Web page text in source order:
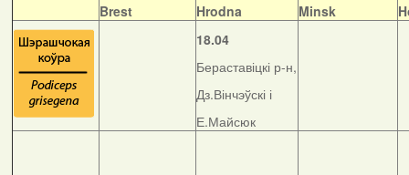
Brest
Hrodna
Minsk
18.04
Бераставіцкі р-н,
Дз.Вінчэўскі і
Е.Майсюк